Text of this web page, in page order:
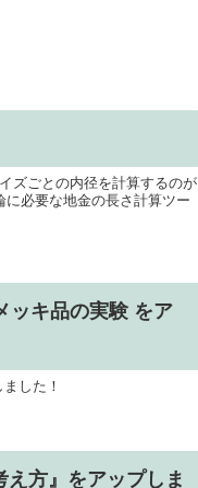
ズごとの内径を計算するのが
必要な地金の長さ計算ツー
ッキ品の実験 をア
した！
方』をアップしま